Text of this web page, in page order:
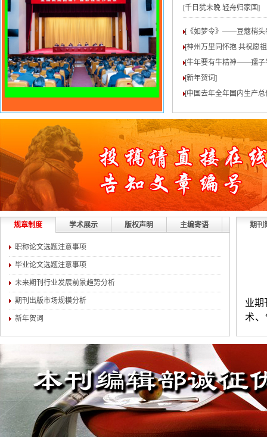
[千日犹未晚 轻舟归家国]
[《如梦令》——豆蔻梢头
[神州万里同怀抱 共祝愿
[牛年要有牛精神——孺子
[新年贺词]
[中国去年全年国内生产
规章制度 学术展示 版权声明 主编寄语
职称论文选题注意事项
毕业论文选题注意事项
未来期刊行业发展前景趋势分析
期刊出版市场规模分析
新年贺词
期刊
业期
术
练，
（4
介。
对录